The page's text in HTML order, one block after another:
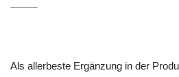
Als allerbeste Ergänzung in der